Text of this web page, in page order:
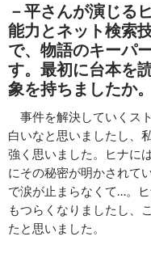
－平さんが演じる
能力とネット検索
で、物語のキーパ
す。最初に台本を
象を持ちましたか。
事件を解決していくス
白いなと思いましたし、
強く思いました。ヒナに
にその秘密が明かされて
で涙が止まらなくて…。
もつらくなりましたし、
たと思いました。